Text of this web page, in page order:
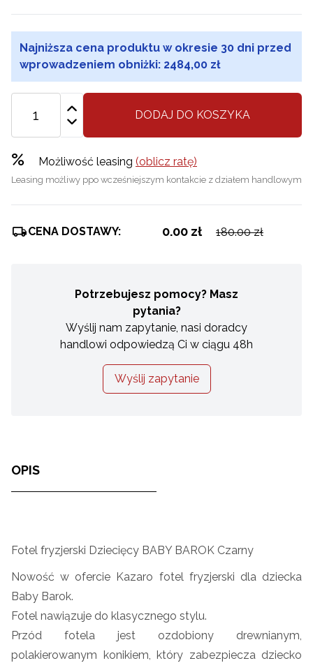
Najniższa cena produktu w okresie 30 dni przed
wprowadzeniem obniżki: 2484,00 zł
DODAJ DO KOSZYKA
% Możliwość leasing (oblicz ratę)
Leasing możliwy ppo wcześniejszym kontakcie z działem handlowym
CENA DOSTAWY: 0.00 zł 180.00 zł
Potrzebujesz pomocy? Masz
pytania?
Wyślij nam zapytanie, nasi doradcy
handlowi odpowiedzą Ci w ciągu 48h
Wyślij zapytanie
OPIS
Fotel fryzjerski Dziecięcy BABY BAROK Czarny
Nowość w ofercie Kazaro fotel fryzjerski dla dziecka
Baby Barok.
Fotel nawiązuje do klasycznego stylu.
Przód fotela jest ozdobiony drewnianym,
polakierowanym konikiem, który zabezpiecza dziecko